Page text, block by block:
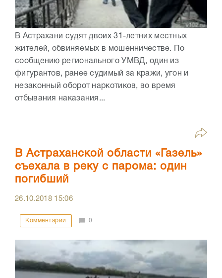
В Астрахани судят двоих 31-летних местных
жителей, обвиняемых в мошенничестве. По
сообщению регионального УМВД, один из
фигурантов, ранее судимый за кражи, угон и
незаконный оборот наркотиков, во время
отбывания наказания...
В Астраханской области «Газель»
съехала в реку с парома: один
погибший
26.10.2018 15:06
Комментарии 0